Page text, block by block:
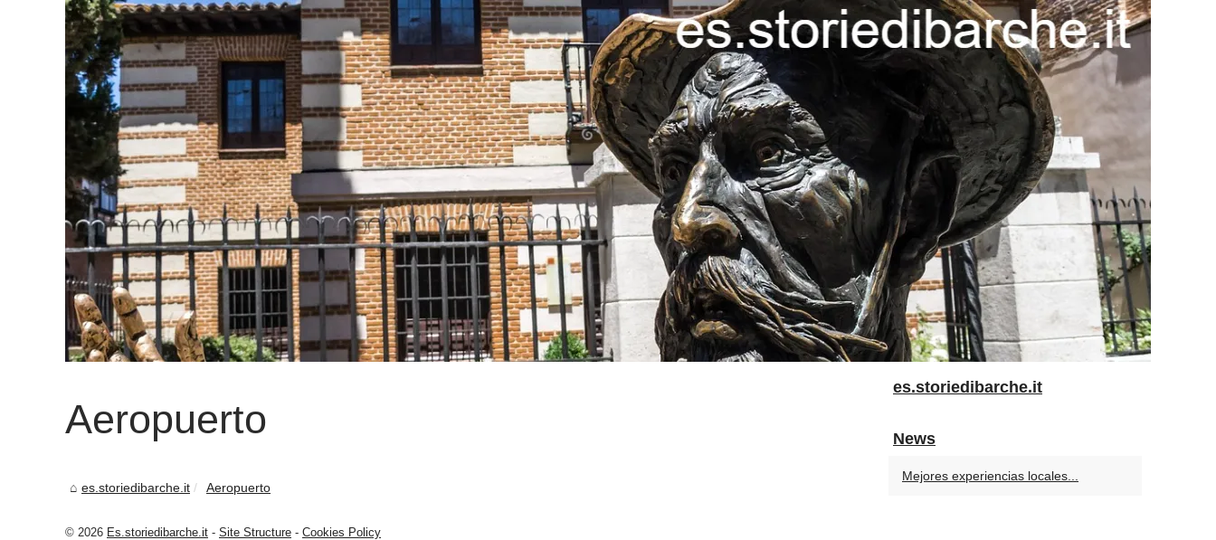
Aeropuerto
es.storiedibarche.it Aeropuerto
es.storiedibarche.it
News
Mejores experiencias locales...
© 2026 Es.storiedibarche.it - Site Structure - Cookies Policy